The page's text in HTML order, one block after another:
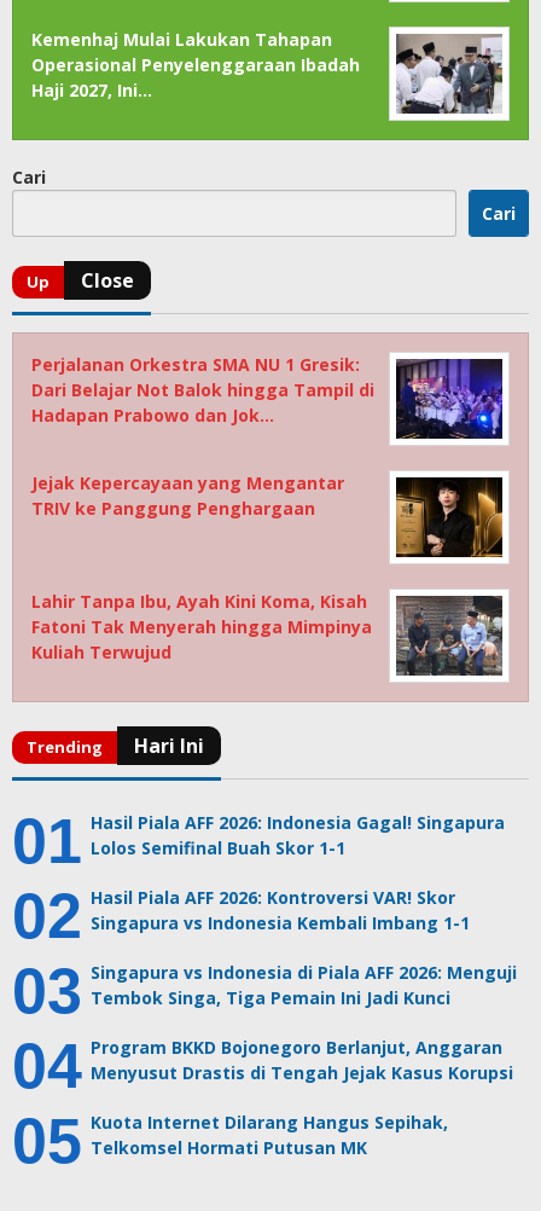
Kemenhaj Mulai Lakukan Tahapan
Operasional Penyelenggaraan Ibadah
Haji 2027, Ini…
Cari
Cari
Perjalanan Orkestra SMA NU 1 Gresik:
Dari Belajar Not Balok hingga Tampil di
Hadapan Prabowo dan Jok…
Jejak Kepercayaan yang Mengantar
TRIV ke Panggung Penghargaan
Lahir Tanpa Ibu, Ayah Kini Koma, Kisah
Fatoni Tak Menyerah hingga Mimpinya
Kuliah Terwujud
Hasil Piala AFF 2026: Indonesia Gagal! Singapura
Lolos Semifinal Buah Skor 1-1
Hasil Piala AFF 2026: Kontroversi VAR! Skor
Singapura vs Indonesia Kembali Imbang 1-1
Singapura vs Indonesia di Piala AFF 2026: Menguji
Tembok Singa, Tiga Pemain Ini Jadi Kunci
Program BKKD Bojonegoro Berlanjut, Anggaran
Menyusut Drastis di Tengah Jejak Kasus Korupsi
Kuota Internet Dilarang Hangus Sepihak,
Telkomsel Hormati Putusan MK